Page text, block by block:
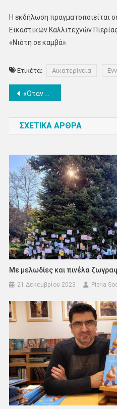
Η εκδήλωση πραγματοποιείται
Εικαστικών Καλλιτεχνών
«Νιότη σε καμβά».
Ετικέτα: Αικατερίνεια
Πλοήγηση
«Όταν ο κύκνος ονειρεύεται» – Μουσικοχορευτική βραδιά του Δημοτικού Ωδείου Κατερίνης
ΣΧΕΤΙΚΑ ΑΡΘΡΑ
Με μελωδίες και πινέλα
21 Δεκεμβρίου 2023 Pieria